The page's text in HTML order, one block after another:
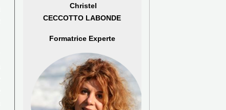
Christel
CECCOTTO LABONDE
Formatrice Experte